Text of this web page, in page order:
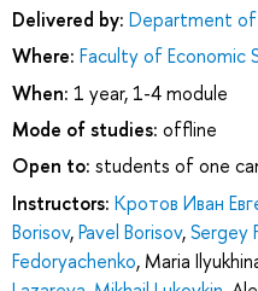
Delivered by: Department of
Where: Faculty of Economic
When: 1 year, 1-4 module
Mode of studies: offline
Open to: students of one
Instructors: Кротов Иван
Borisov,Pavel Borisov,Sergey
Fedoryachenko, Maria